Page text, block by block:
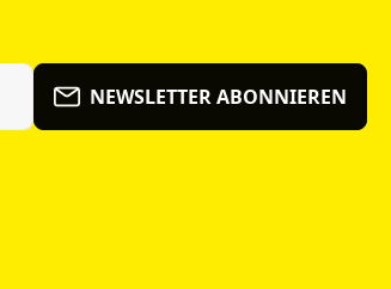
NEWSLETTER ABONNIEREN